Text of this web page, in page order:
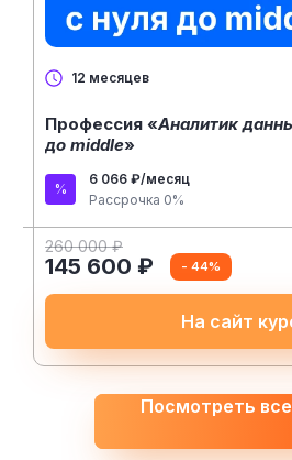
12 месяцев
Профессия «Аналитик
до middle»
6 066 ₽/месяц
Рассрочка 0%
260 000 ₽
145 600 ₽ - 44%
На сайт
Посмотреть